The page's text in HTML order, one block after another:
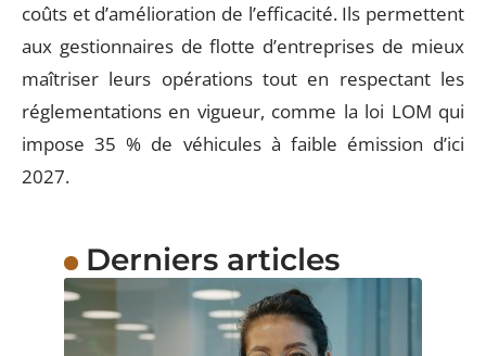
coûts et d’amélioration de l’efficacité. Ils permettent
aux gestionnaires de flotte d’entreprises de mieux
maîtriser leurs opérations tout en respectant les
réglementations en vigueur, comme la loi LOM qui
impose 35 % de véhicules à faible émission d’ici
2027.
Derniers articles